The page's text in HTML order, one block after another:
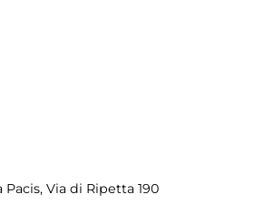
Via di Ripetta 190